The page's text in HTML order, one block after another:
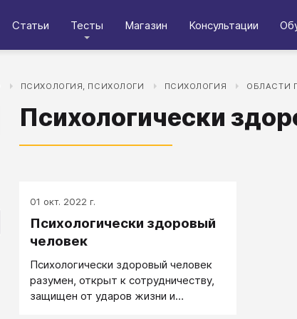
Статьи Тесты Магазин Консультации
ПСИХОЛОГИЯ, ПСИХОЛОГИ ПСИХОЛОГИЯ ОБЛАСТИ
Психологически
01 окт. 2022 г.
Психологически здоровый
человек
Психологически здоровый человек
разумен, открыт к сотрудничеству,
защищен от ударов жизни и